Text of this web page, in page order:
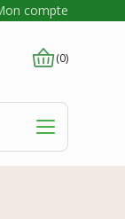
compte
(0)